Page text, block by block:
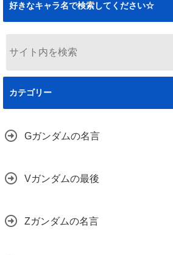
好きなキャラ名で検索してください☆
カテゴリー
Gガンダムの名言
Vガンダムの最後
Zガンダムの名言